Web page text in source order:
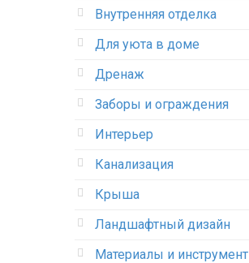
Внутренняя отделка
Для уюта в доме
Дренаж
Заборы и ограждения
Интерьер
Канализация
Крыша
Ландшафтный дизайн
Материалы и инструмент